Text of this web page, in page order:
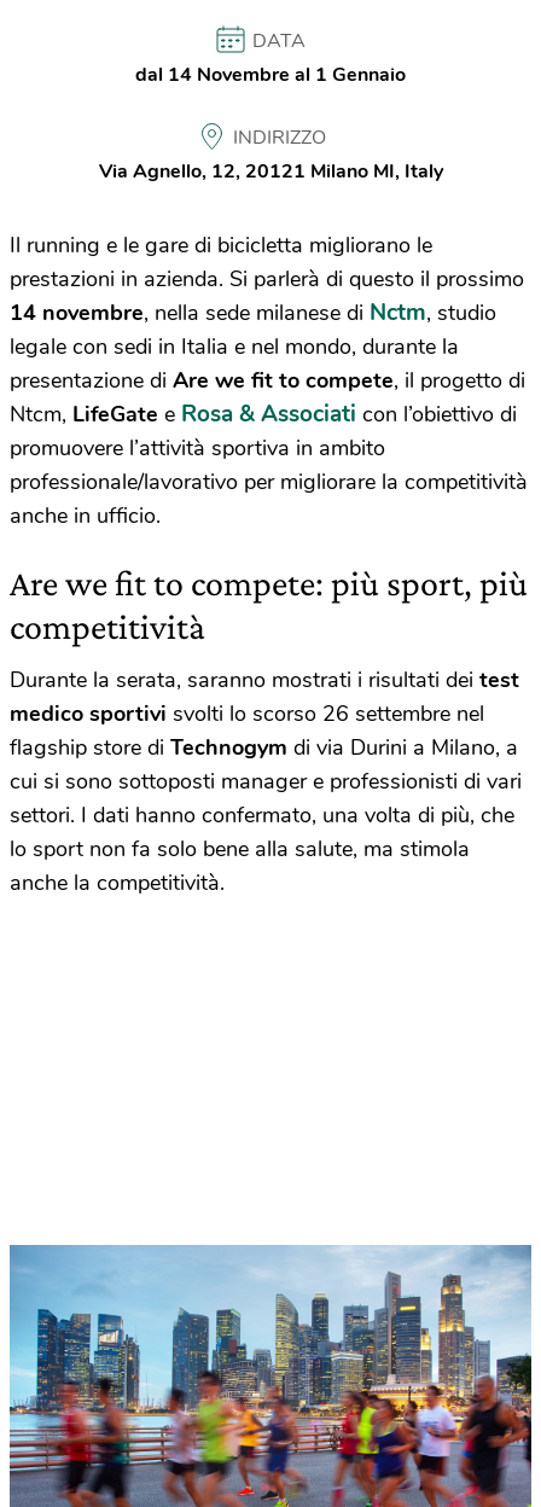
DATA
dal 14 Novembre al 1 Gennaio
INDIRIZZO
Via Agnello, 12, 20121 Milano MI, Italy
Il running e le gare di bicicletta migliorano le
prestazioni in azienda. Si parlerà di questo il prossimo
14 novembre, nella sede milanese di Nctm, studio
legale con sedi in Italia e nel mondo, durante la
presentazione di Are we fit to compete, il progetto di
Ntcm, LifeGate e Rosa & Associati con l’obiettivo di
promuovere l’attività sportiva in ambito
professionale/lavorativo per migliorare la competitività
anche in ufficio.
Are we fit to compete: più sport, più
competitività
Durante la serata, saranno mostrati i risultati dei test
medico sportivi svolti lo scorso 26 settembre nel
flagship store di Technogym di via Durini a Milano, a
cui si sono sottoposti manager e professionisti di vari
settori. I dati hanno confermato, una volta di più, che
lo sport non fa solo bene alla salute, ma stimola
anche la competitività.